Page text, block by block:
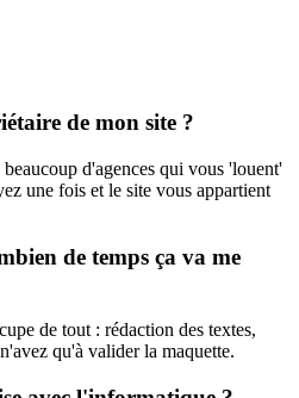
de mon site ?
d'agences qui vous 'louent'
une fois et le site vous appartient
de temps ça va me
de tout : rédaction des textes,
qu'à valider la maquette.